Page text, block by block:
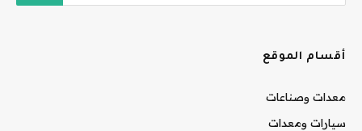
أقسام الموقع
معدات وصناعات
سيارات ومعدات